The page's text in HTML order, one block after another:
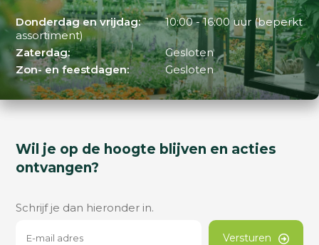
Donderdag en vrijdag:
10:00 - 16:00 uur (beperkt
assortiment)
Zaterdag:
Gesloten
Zon- en feestdagen:
Gesloten
Wil je op de hoogte blijven en acties
ontvangen?
Schrijf je dan hieronder in.
Versturen